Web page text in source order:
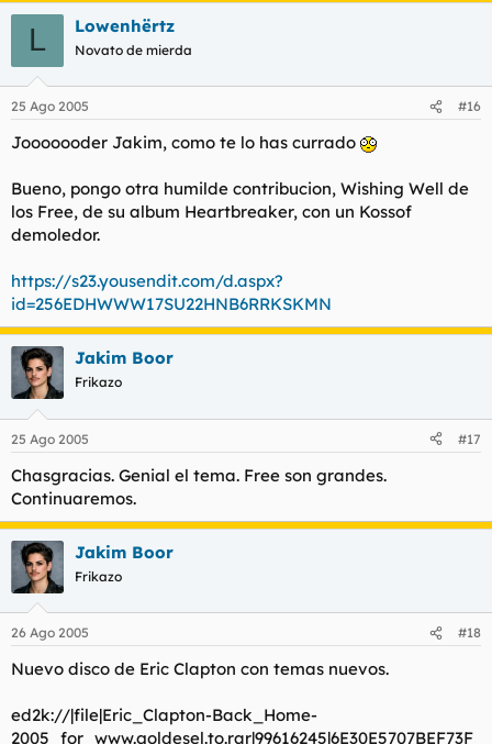
L Lowenhërtz
Novato de mierda
25 Ago 2005 #16
Jooooooder Jakim, como te lo has currado
Bueno, pongo otra humilde contribucion, Wishing Well de
los Free, de su album Heartbreaker, con un Kossof
demoledor.
https://s23.yousendit.com/d.aspx?
id=256EDHWWW17SU22HNB6RRKSKMN
Jakim Boor
Frikazo
25 Ago 2005 #17
Chasgracias. Genial el tema. Free son grandes.
Continuaremos.
Jakim Boor
Frikazo
26 Ago 2005 #18
Nuevo disco de Eric Clapton con temas nuevos.
ed2k://|file|Eric_Clapton-Back_Home-
2005_for_www.goldesel.to.rar|99616245|6E30E5707BEF73F